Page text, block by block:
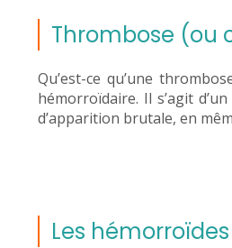
Thrombose (ou
Qu’est-ce qu’une
hémorroïdaire. Il s’agit
d’apparition brutale, en
Les hémorroïdes